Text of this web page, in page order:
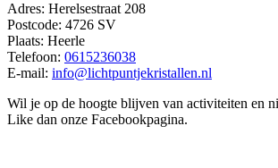
Adres: Herelsestraat 208
Postcode: 4726 SV
Plaats: Heerle
Telefoon: 0615236038
E-mail: info@lichtpuntjekristallen.nl
Wil je op de hoogte blijven van activiteiten en
Like dan onze Facebookpagina.